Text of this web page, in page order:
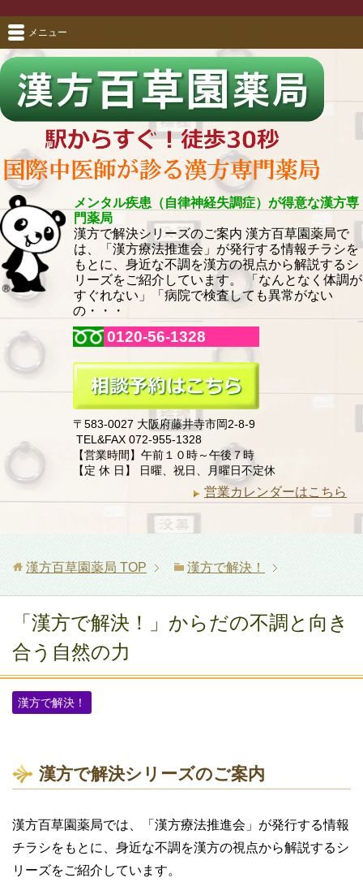
メンタル疾患（自律神経失調症）が得意な漢方専
門薬局
漢方で解決シリーズのご案内 漢方百草園薬局で
は、「漢方療法推進会」が発行する情報チラシを
もとに、身近な不調を漢方の視点から解説するシ
リーズをご紹介しています。 「なんとなく体調が
すぐれない」「病院で検査しても異常がない
の・・・
0120-56-1328
〒583-0027 大阪府藤井寺市岡2-8-9
TEL&FAX 072-955-1328
【営業時間】午前１０時～午後７時
【定 休 日】 日曜、祝日、月曜日不定休
営業カレンダーはこちら
メニュー
漢方百草園薬局 TOP 漢方で解決！
「漢方で解決！」からだの不調と向き
合う自然の力
漢方で解決！
漢方で解決シリーズのご案内
漢方百草園薬局では、「漢方療法推進会」が発行する情報
チラシをもとに、身近な不調を漢方の視点から解説するシ
リーズをご紹介しています。